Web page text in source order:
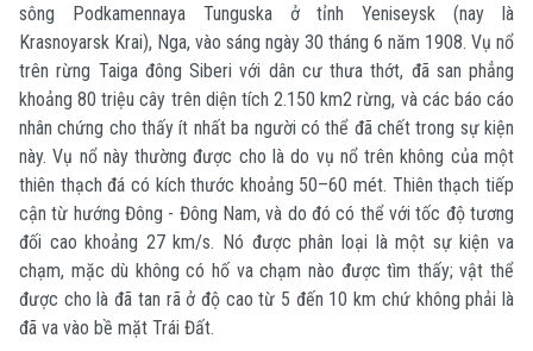
sông Podkamennaya Tunguska ở tỉnh Yeniseysk (nay là
Krasnoyarsk Krai), Nga, vào sáng ngày 30 tháng 6 năm 1908. Vụ nổ
trên rừng Taiga đông Siberi với dân cư thưa thớt, đã san phẳng
khoảng 80 triệu cây trên diện tích 2.150 km2 rừng, và các báo cáo
nhân chứng cho thấy ít nhất ba người có thể đã chết trong sự kiện
này. Vụ nổ này thường được cho là do vụ nổ trên không của một
thiên thạch đá có kích thước khoảng 50–60 mét. Thiên thạch tiếp
cận từ hướng Đông - Đông Nam, và do đó có thể với tốc độ tương
đối cao khoảng 27 km/s. Nó được phân loại là một sự kiện va
chạm, mặc dù không có hố va chạm nào được tìm thấy; vật thể
được cho là đã tan rã ở độ cao từ 5 đến 10 km chứ không phải là
đã va vào bề mặt Trái Đất.